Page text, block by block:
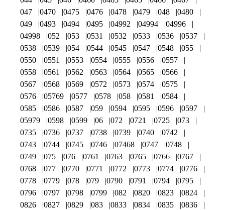
047
0470 0475 0476 0478 0479 048
0480
049
0493 0494 0495 04992 04994
04996
04998
052 053 0531 0532 0533 0536
0537
0538
0539 054 0544 0545 0547 0548
055
0550
0551 0553 0554 0555 0556
0557
0558
0561 0562 0563 0564 0565
0566
0567
0568 0569 0572 0573 0574
0575
0576
05769 0577 0578 058 0581
0584
0585
0586 0587 059 0594 0595 0596
0597
05979
0598 0599 06 072 0721 0725
073
0735
0736 0737 0738 0739 0740
0742
0743
0744 0745 0746 07468 0747
0748
0749
075 076 0761 0763 0765 0766
0767
0768
077 0770 0771 0772 0773 0774
0776
0778
0779 078 079 0790 0791 0794
0795
0796
0797 0798 0799 082 0820 0823
0824
0826
0827 0829 083 0833 0834 0835
0836